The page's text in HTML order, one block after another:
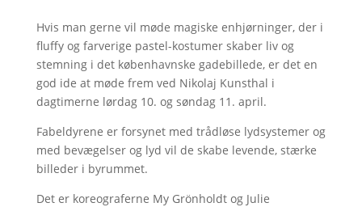
Hvis man gerne vil møde magiske enhjørninger, der i
fluffy og farverige pastel-kostumer skaber liv og
stemning i det københavnske gadebillede, er det en
god ide at møde frem ved Nikolaj Kunsthal i
dagtimerne lørdag 10. og søndag 11. april.
Fabeldyrene er forsynet med trådløse lydsystemer og
med bevægelser og lyd vil de skabe levende, stærke
billeder i byrummet.
Det er koreograferne My Grönholdt og Julie